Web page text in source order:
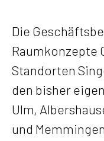
Die
Raumkonzepte
Standorten
den bisher
Ulm,
und